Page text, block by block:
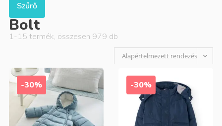
Szűrő
Bolt
1-15 termék, összesen 979 db
Alapértelmezett rendezés
-30% -30%